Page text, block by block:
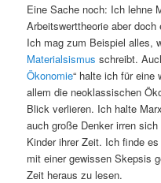
Eine Sache noch: Ich lehne
Arbeitswerttheorie aber
Ich mag zum Beispiel alles,
Materialsismus schreibt.
Ökonomie“ halte ich für eine
allem die neoklassischen
Blick verlieren. Ich halte
auch große Denker irren
Kinder ihrer Zeit. Ich finde
mit einer gewissen Skepsis
Zeit heraus zu lesen.